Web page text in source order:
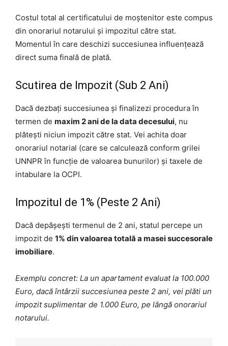
Costul total al certificatului de moștenitor este compus
din onorariul notarului și impozitul către stat.
Momentul în care deschizi succesiunea influențează
direct suma finală de plată.
Scutirea de Impozit (Sub 2 Ani)
Dacă dezbați succesiunea și finalizezi procedura în
termen de maxim 2 ani de la data decesului, nu
plătești niciun impozit către stat. Vei achita doar
onorariul notarial (care se calculează conform grilei
UNNPR în funcție de valoarea bunurilor) și taxele de
intabulare la OCPI.
Impozitul de 1% (Peste 2 Ani)
Dacă depășești termenul de 2 ani, statul percepe un
impozit de 1% din valoarea totală a masei succesorale
imobiliare.
Exemplu concret: La un apartament evaluat la 100.000
Euro, dacă întârzii succesiunea peste 2 ani, vei plăti un
impozit suplimentar de 1.000 Euro, pe lângă onorariul
notarului.